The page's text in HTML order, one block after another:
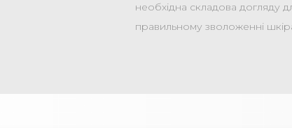
необхідна складова догляду
правильному зволоженні